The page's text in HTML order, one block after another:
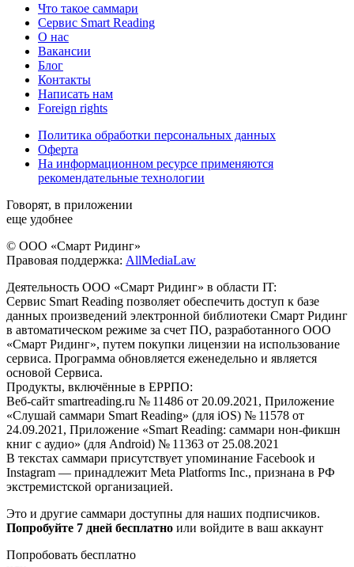
Что такое саммари
Сервис Smart Reading
О нас
Вакансии
Блог
Контакты
Написать нам
Foreign rights
Политика обработки персональных данных
Оферта
На информационном ресурсе применяются
рекомендательные технологии
Говорят, в приложении
еще удобнее
© ООО «Смарт Ридинг»
Правовая поддержка: AllMediaLaw
Деятельность ООО «Смарт Ридинг» в области IT:
Сервис Smart Reading позволяет обеспечить доступ к базе
данных произведений электронной библиотеки Смарт Ридинг
в автоматическом режиме за счет ПО, разработанного ООО
«Смарт Ридинг», путем покупки лицензии на использование
сервиса. Программа обновляется еженедельно и является
основой Сервиса.
Продукты, включённые в ЕРРПО:
Веб-сайт smartreading.ru № 11486 от 20.09.2021, Приложение
«Слушай саммари Smart Reading» (для iOS) № 11578 от
24.09.2021, Приложение «Smart Reading: саммари нон-фикшн
книг с аудио» (для Android) № 11363 от 25.08.2021
В текстах саммари присутствует упоминание Facebook и
Instagram — принадлежит Meta Platforms Inc., признана в РФ
экстремистской организацией.
Это и другие саммари доступны для наших подписчиков.
Попробуйте 7 дней бесплатно или войдите в ваш аккаунт
Попробовать бесплатно